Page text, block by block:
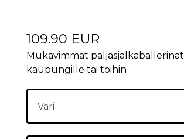
109.90 EUR
Mukavimmat
kaupungille tai töihin